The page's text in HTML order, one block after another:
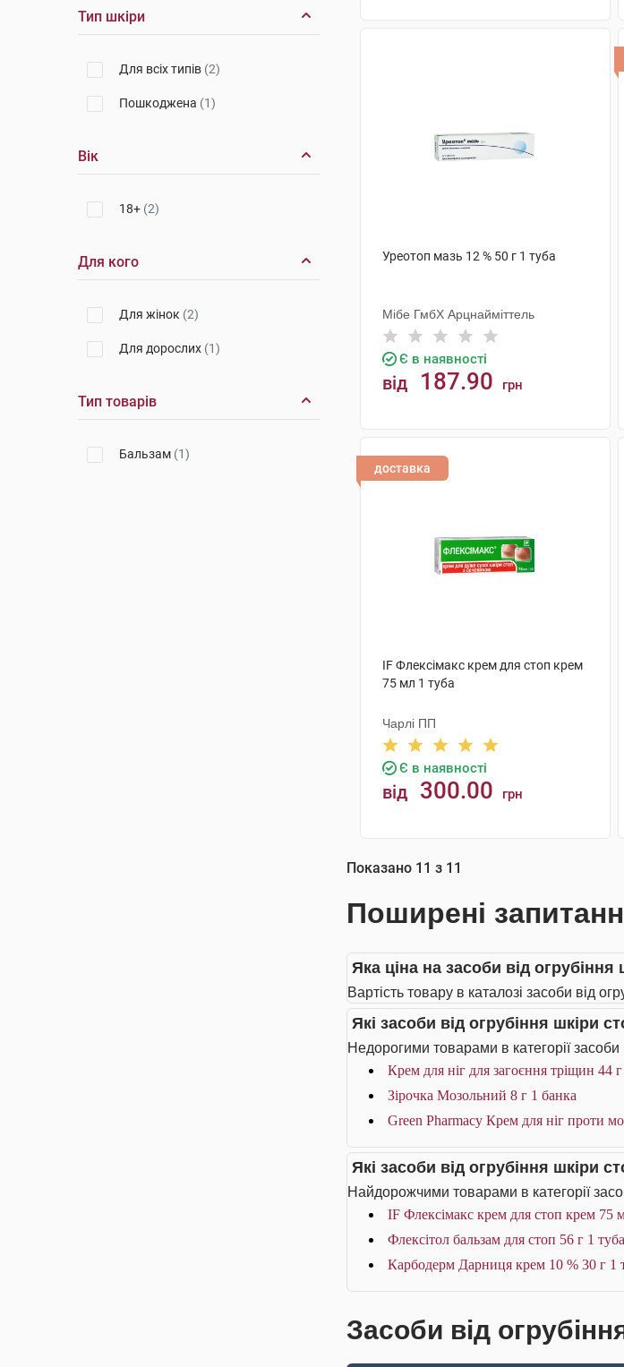
Тип шкіри
Для всіх типів (2)
Пошкоджена (1)
Вік
18+ (2)
Для кого
Для жінок (2)
Для дорослих (1)
Тип товарів
Бальзам (1)
Уреотоп мазь 12 % 50 г 1 туба
Мібе ГмбХ Арцнайміттель
Є в наявності
від 187.90 грн
доставка
IF Флексімакс крем для стоп крем
75 мл 1 туба
Чарлі ПП
Є в наявності
від 300.00 грн
Показано 11 з 11
Поширені
Яка ціна на засоби від огрубіння
Вартість товару в каталозі засоби від
Які засоби від огрубіння шкіри
Недорогими товарами в категорії засоби
Крем для ніг для загоєння тріщин 44 г
Зірочка Мозольний 8 г 1 банка
Green Pharmacy Крем для ніг проти
Які засоби від огрубіння шкіри
Найдорожчими товарами в категорії
IF Флексімакс крем для стоп крем 75
Флексітол бальзам для стоп 56 г 1 туба
Карбодерм Дарниця крем 10 % 30 г 1
Засоби від